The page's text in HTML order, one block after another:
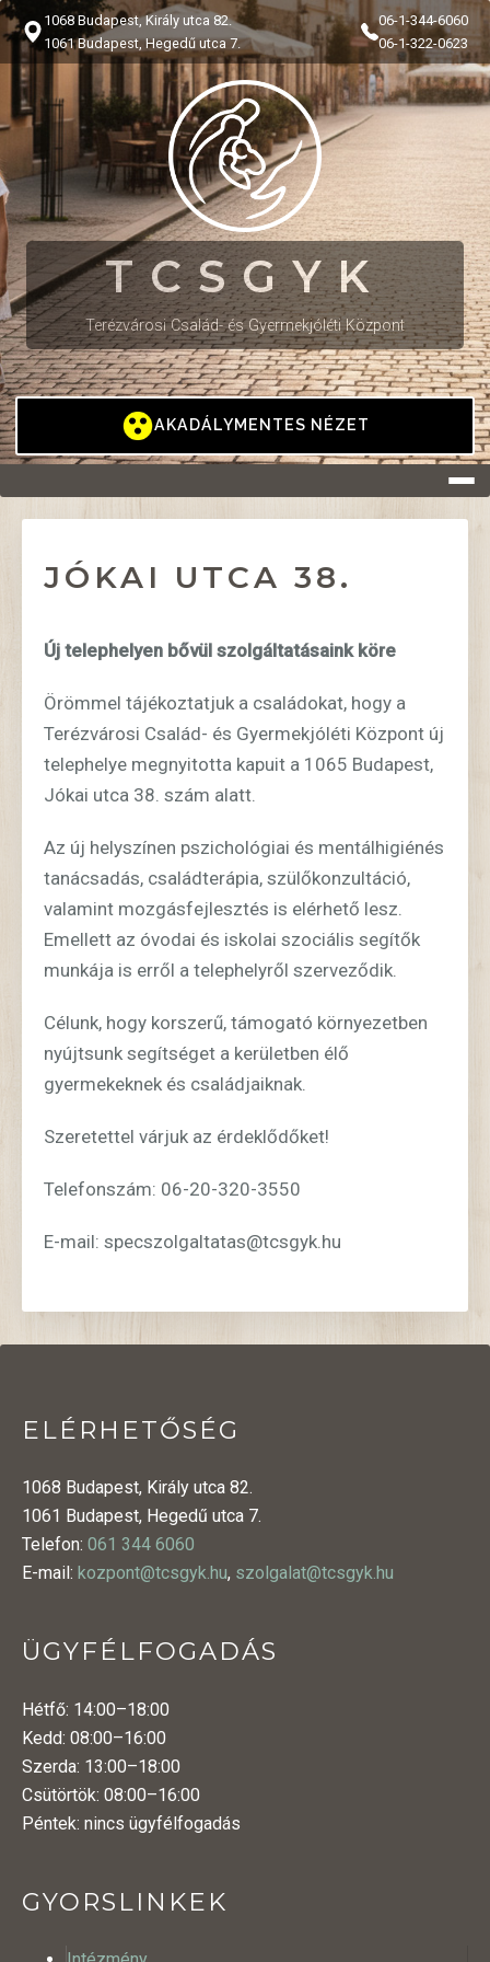
1068 Budapest, Király utca 82.
1061 Budapest, Hegedű utca 7.
06-1-344-6060
06-1-322-0623
TCSGYK
Terézvárosi Család- és Gyermekjóléti Központ
AKADÁLYMENTES NÉZET
JÓKAI UTCA 38.
Új telephelyen bővül szolgáltatásaink köre
Örömmel tájékoztatjuk a családokat, hogy a
Terézvárosi Család- és Gyermekjóléti Központ új
telephelye megnyitotta kapuit a 1065 Budapest,
Jókai utca 38. szám alatt.
Az új helyszínen pszichológiai és mentálhigiénés
tanácsadás, családterápia, szülőkonzultáció,
valamint mozgásfejlesztés is elérhető lesz.
Emellett az óvodai és iskolai szociális segítők
munkája is erről a telephelyről szerveződik.
Célunk, hogy korszerű, támogató környezetben
nyújtsunk segítséget a kerületben élő
gyermekeknek és családjaiknak.
Szeretettel várjuk az érdeklődőket!
Telefonszám: 06-20-320-3550
E-mail: specszolgaltatas@tcsgyk.hu
ELÉRHETŐSÉG
1068 Budapest, Király utca 82.
1061 Budapest, Hegedű utca 7.
Telefon: 061 344 6060
E-mail: kozpont@tcsgyk.hu, szolgalat@tcsgyk.hu
ÜGYFÉLFOGADÁS
Hétfő: 14:00–18:00
Kedd: 08:00–16:00
Szerda: 13:00–18:00
Csütörtök: 08:00–16:00
Péntek: nincs ügyfélfogadás
GYORSLINKEK